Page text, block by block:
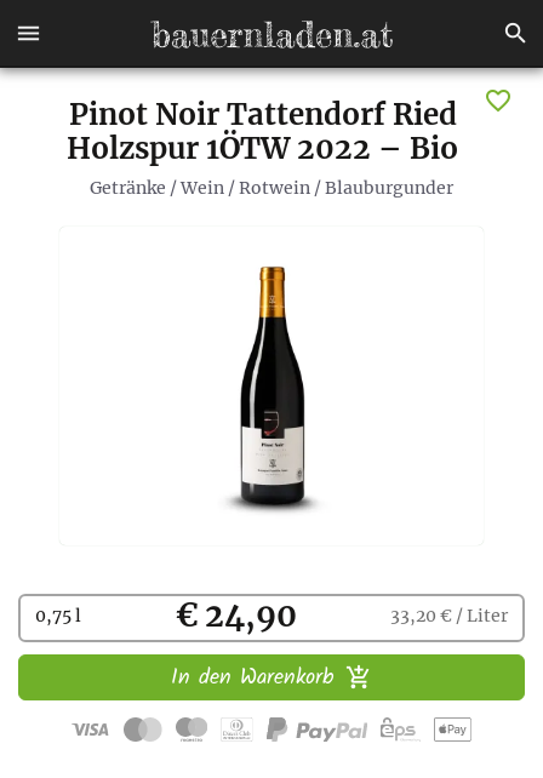
Pinot Noir Tattendorf Ried
Holzspur 1ÖTW 2022 – Bio
Getränke /Wein /Rotwein /Blauburgunder
Kaufen
0,75 l € 24,90 33,20 € / Liter
In den Warenkorb